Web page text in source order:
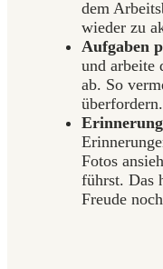
dem
wieder zu
Aufgaben
und arbeite
ab. So
überfordern.
Fotos
führst. Das
Freude